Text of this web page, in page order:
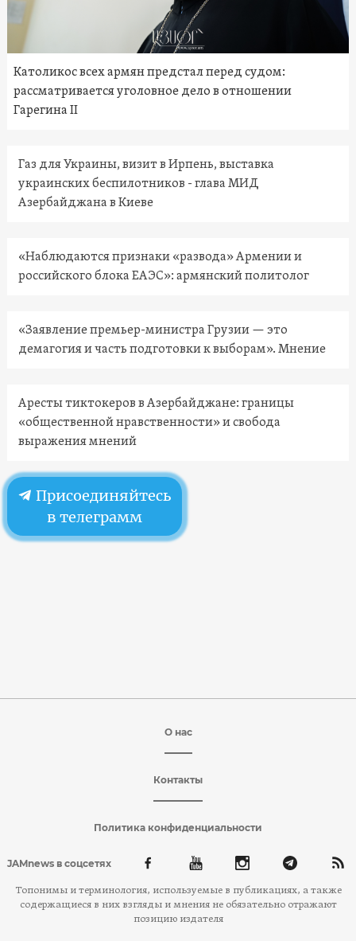
Католикос всех армян предстал перед судом:
рассматривается уголовное дело в отношении
Гарегина II
Газ для Украины, визит в Ирпень, выставка
украинских беспилотников - глава МИД
Азербайджана в Киеве
«Наблюдаются признаки «развода» Армении и
российского блока ЕАЭС»: армянский политолог
«Заявление премьер-министра Грузии — это
демагогия и часть подготовки к выборам». Мнение
Аресты тиктокеров в Азербайджане: границы
«общественной нравственности» и свобода
выражения мнений
Присоединяйтесь
в телеграмм
О нас
Контакты
Политика конфиденциальности
JAMnews в соцсетях
Топонимы и терминология, используемые в публикациях, а также
содержащиеся в них взгляды и мнения не обязательно отражают
позицию издателя